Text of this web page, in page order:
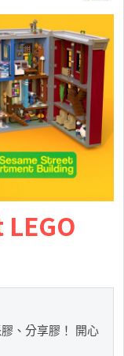
、分享膠！ 開心